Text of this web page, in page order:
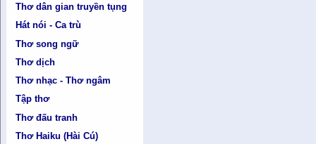
Thơ dân gian truyền tụng
Hát nói - Ca trù
Thơ song ngữ
Thơ dịch
Thơ nhạc - Thơ ngâm
Tập thơ
Thơ đấu tranh
Thơ Haiku (Hài Cú)